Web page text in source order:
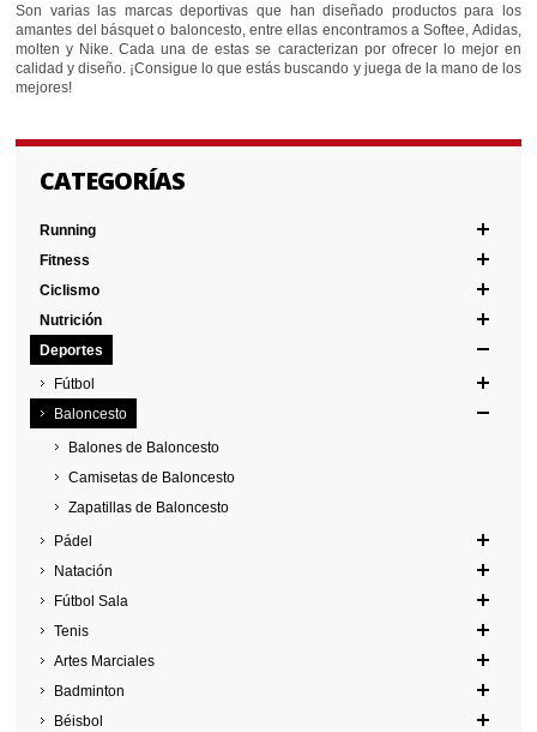
Son varias las marcas deportivas que han diseñado productos para los
amantes del básquet o baloncesto, entre ellas encontramos a Softee, Adidas,
molten y Nike. Cada una de estas se caracterizan por ofrecer lo mejor en
calidad y diseño. ¡Consigue lo que estás buscando y juega de la mano de los
mejores!
CATEGORÍAS
Running
Fitness
Ciclismo
Nutrición
Deportes
Fútbol
Baloncesto
Balones de Baloncesto
Camisetas de Baloncesto
Zapatillas de Baloncesto
Pádel
Natación
Fútbol Sala
Tenis
Artes Marciales
Badminton
Béisbol